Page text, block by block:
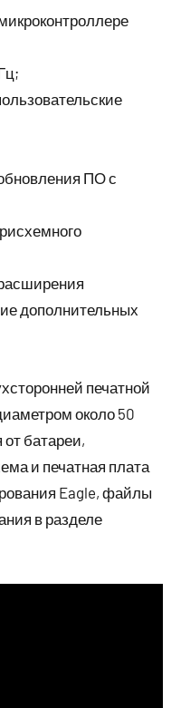
ПО с
дополнительных
печатной
около 50
батареи,
и печатная плата
Eagle, файлы
в разделе